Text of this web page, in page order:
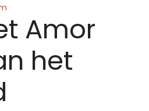
Amor
het